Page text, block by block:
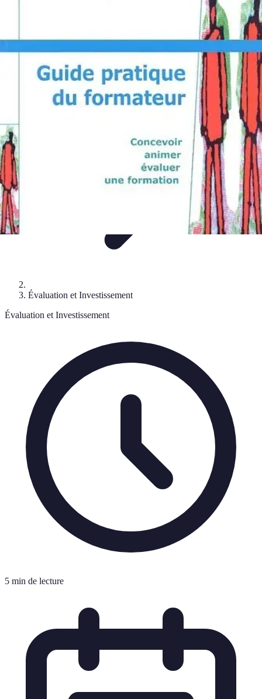
Montres Rares Collection
Évaluation et Investissement
Évaluation et Investissement
5 min de lecture